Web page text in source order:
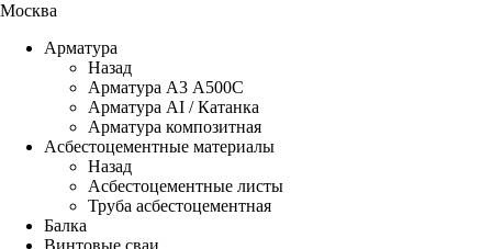
Москва
Арматура
Назад
Арматура А3 А500С
Арматура АI / Катанка
Арматура композитная
Асбестоцементные материалы
Назад
Асбестоцементные листы
Труба асбестоцементная
Балка
Винтовые сваи